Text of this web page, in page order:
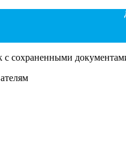
с сохраненными